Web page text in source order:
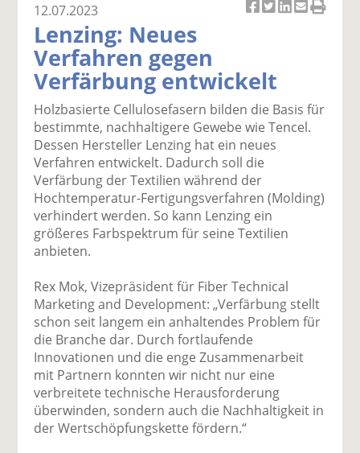
el
a
uf
F
ac
e
b
o
o
k
e
n
el
t
wi
tt
er
n
uf
Li
di
te
n
er
E
v
n
ru
ck
12.07.2023
Lenzing: Neues
Verfahren gegen
Verfärbung entwickelt
Holzbasierte Cellulosefasern bilden die Basis für
bestimmte, nachhaltigere Gewebe wie Tencel.
Dessen Hersteller Lenzing hat ein neues
Verfahren entwickelt. Dadurch soll die
Verfärbung der Textilien während der
Hochtemperatur-Fertigungsverfahren (Molding)
verhindert werden. So kann Lenzing ein
größeres Farbspektrum für seine Textilien
anbieten.
Rex Mok, Vizepräsident für Fiber Technical
Marketing and Development: „Verfärbung stellt
schon seit langem ein anhaltendes Problem für
die Branche dar. Durch fortlaufende
Innovationen und die enge Zusammenarbeit
mit Partnern konnten wir nicht nur eine
verbreitete technische Herausforderung
überwinden, sondern auch die Nachhaltigkeit in
der Wertschöpfungskette fördern.“